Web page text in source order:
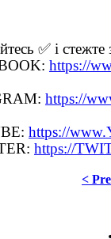
✅ і стежте
https://
https://
https://
https://
<